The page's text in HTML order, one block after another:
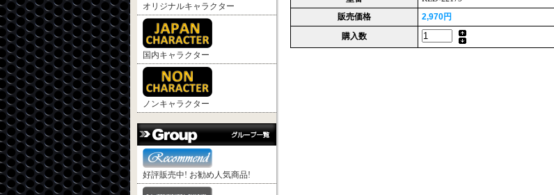
オリジナルキャラクター
国内キャラクター
ノンキャラクター
好評販売中! お勧め人気商品!
販売価格
2,970円
購入数